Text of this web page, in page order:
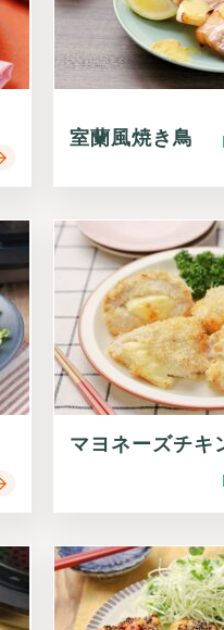
室蘭風焼き鳥
マヨネーズチキ